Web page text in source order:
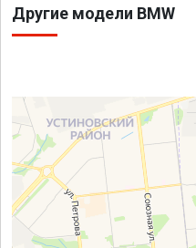
Другие модели BMW